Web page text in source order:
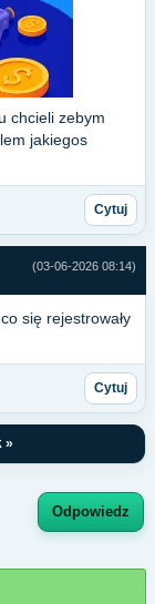
chcieli zebym
jakiegos
Cytuj
(03-06-2026 08:14)
się rejestrowały
Cytuj
»
Odpowiedz